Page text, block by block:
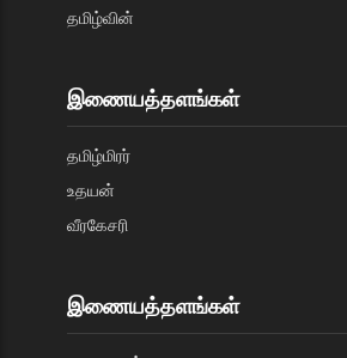
தமிழ்வின்
இணையத்தளங்கள்
தமிழ்மிரர்
உதயன்
வீரகேசரி
இணையத்தளங்கள்